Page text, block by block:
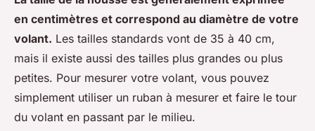
en centimètres et correspond au diamètre de votre
volant. Les tailles standards vont de 35 à 40 cm,
mais il existe aussi des tailles plus grandes ou plus
petites. Pour mesurer votre volant, vous pouvez
simplement utiliser un ruban à mesurer et faire le tour
du volant en passant par le milieu.